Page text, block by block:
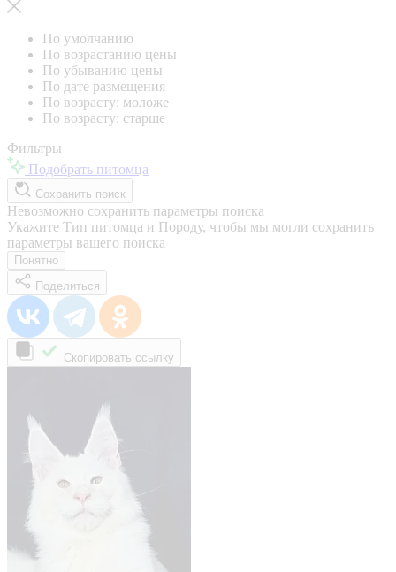
По умолчанию
По возрастанию цены
По убыванию цены
По дате размещения
По возрасту: моложе
По возрасту: старше
Фильтры
Подобрать питомца
Сохранить поиск
Невозможно сохранить параметры поиска
Укажите Тип питомца и Породу, чтобы мы могли сохранить
параметры вашего поиска
Понятно
Поделиться
Скопировать ссылку